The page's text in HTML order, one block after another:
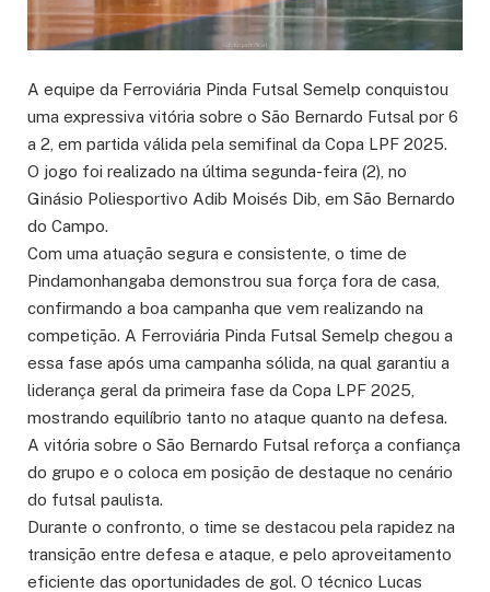
A equipe da Ferroviária Pinda Futsal Semelp conquistou
uma expressiva vitória sobre o São Bernardo Futsal por 6
a 2, em partida válida pela semifinal da Copa LPF 2025.
O jogo foi realizado na última segunda-feira (2), no
Ginásio Poliesportivo Adib Moisés Dib, em São Bernardo
do Campo.
Com uma atuação segura e consistente, o time de
Pindamonhangaba demonstrou sua força fora de casa,
confirmando a boa campanha que vem realizando na
competição. A Ferroviária Pinda Futsal Semelp chegou a
essa fase após uma campanha sólida, na qual garantiu a
liderança geral da primeira fase da Copa LPF 2025,
mostrando equilíbrio tanto no ataque quanto na defesa.
A vitória sobre o São Bernardo Futsal reforça a confiança
do grupo e o coloca em posição de destaque no cenário
do futsal paulista.
Durante o confronto, o time se destacou pela rapidez na
transição entre defesa e ataque, e pelo aproveitamento
eficiente das oportunidades de gol. O técnico Lucas